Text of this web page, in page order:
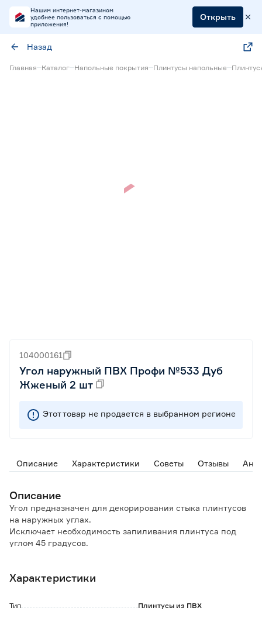
Нашим интернет-магазином
удобнее пользоваться с помощью
приложения!
Открыть
Назад
Главная Каталог Напольные покрытия Плинтусы напольные
104000161
Угол наружный ПВХ Профи №533 Дуб
Жженый 2 шт
Этот товар не продается в выбранном регионе
Описание Характеристики Советы Отзывы
Описание
Угол предназначен для декорирования стыка плинтусов
на наружных углах.
Исключает необходимость запиливания плинтуса под
углом 45 градусов.
Характеристики
Тип Плинтусы из ПВХ